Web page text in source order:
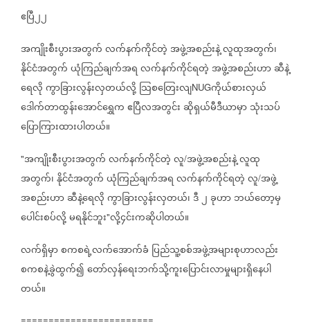
ဧပြီ၂၂
အကျိုးစီးပွားအတွက်လက်နက်ကိုင်တဲ့အဖွဲ့အစည်းနဲ့လူထုအတွက်၊
နိုင်ငံအတွက်ယုံကြည်ချက်အရလက်နက်ကိုင်ရတဲ့အဖွဲ့အစည်းဟာဆီနဲ့
ရေလိုကွာခြားလွန်းလှတယ်လို့သြစတြေးလျNUGကိုယ်စားလှယ်
ဒေါက်တာထွန်းအောင်ရွှေကဧပြီလအတွင်းဆိုရှယ်မီဒီယာမှာသုံးသပ်
ပြောကြားထားပါတယ်။
"အကျိုးစီးပွားအတွက်လက်နက်ကိုင်တဲ့လူ/အဖွဲ့အစည်းနဲ့လူထု
အတွက်၊နိုင်ငံအတွက်ယုံကြည်ချက်အရလက်နက်ကိုင်ရတဲ့လူ/အဖွဲ့
အစည်းဟာဆီနဲ့ရေလိုကွာခြားလွန်းလှတယ်၊ဒီ၂ခုဟာဘယ်တော့မှ
ပေါင်းစပ်လို့မရနိုင်ဘူး"လို့၄င်းကဆိုပါတယ်။
လက်ရှိမှာစကစရဲ့လက်အောက်ခံ ပြည်သူ့စစ်အဖွဲ့အများစုဟာလည်း
စကစနဲ့ခွဲထွက်၍တော်လှန်ရေးဘက်သို့ကူးပြောင်းလာမှုများရှိနေပါ
တယ်။
========================